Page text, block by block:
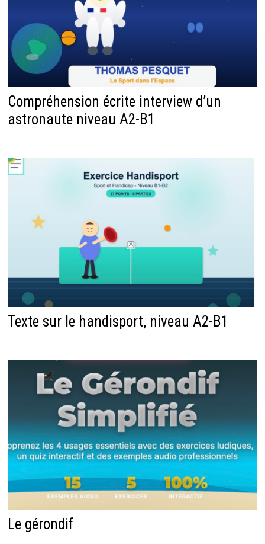
Compréhension écrite interview d’un
astronaute niveau A2-B1
Texte sur le handisport, niveau A2-B1
Le gérondif